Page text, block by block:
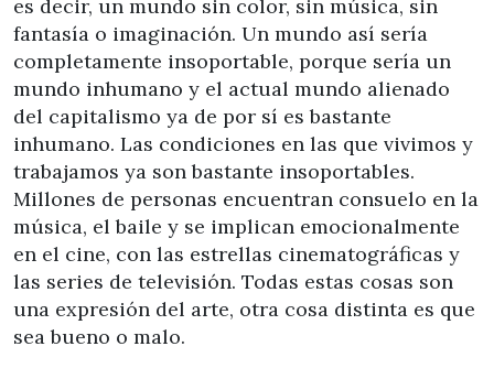
es decir, un mundo sin color, sin música, sin
fantasía o imaginación. Un mundo así sería
completamente insoportable, porque sería un
mundo inhumano y el actual mundo alienado
del capitalismo ya de por sí es bastante
inhumano. Las condiciones en las que vivimos y
trabajamos ya son bastante insoportables.
Millones de personas encuentran consuelo en la
música, el baile y se implican emocionalmente
en el cine, con las estrellas cinematográficas y
las series de televisión. Todas estas cosas son
una expresión del arte, otra cosa distinta es que
sea bueno o malo.